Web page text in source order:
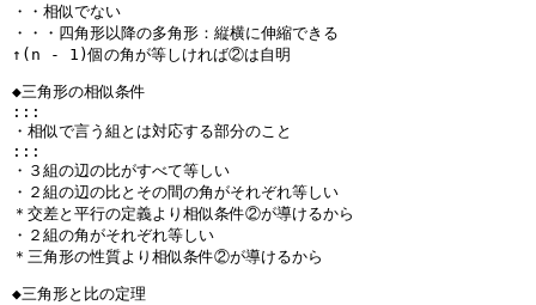
・・相似でない
・・・四角形以降の多角形：縦横に伸縮できる
↑(n - 1)個の角が等しければ②は自明
◆三角形の相似条件
:::
・相似で言う組とは対応する部分のこと
:::
・３組の辺の比がすべて等しい
・２組の辺の比とその間の角がそれぞれ等しい
＊交差と平行の定義より相似条件②が導けるから
・２組の角がそれぞれ等しい
＊三角形の性質より相似条件②が導けるから
◆三角形と比の定理